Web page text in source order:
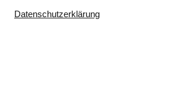
Datenschutzerklärung